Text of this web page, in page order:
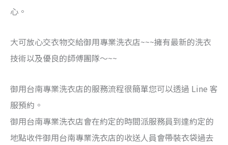
心。
大可放心交衣物交給御用專業洗衣店~~~擁有最新的洗衣
技術以及優良的師傅團隊～~~
御用台南專業洗衣店的服務流程很簡單您可以透過 Line 客
服預約。
御用台南專業洗衣店會在約定的時間派服務員到達約定的
地點收件御用台南專業洗衣店的收送人員會帶裝衣袋過去